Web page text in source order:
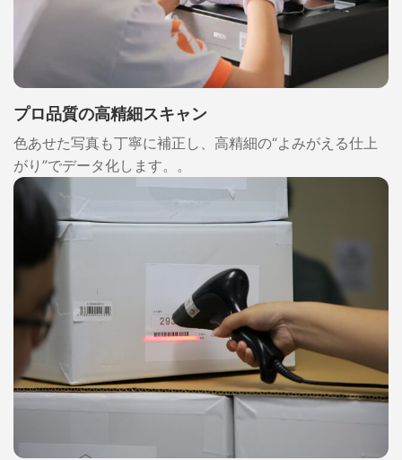
プロ品質の高精細スキャン
色あせた写真も丁寧に補正し、高精細の“よみがえる仕上
がり”でデータ化します。。